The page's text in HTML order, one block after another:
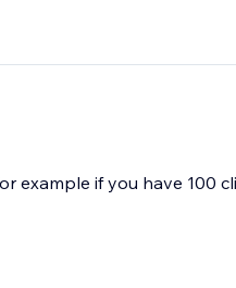
example if you have 100